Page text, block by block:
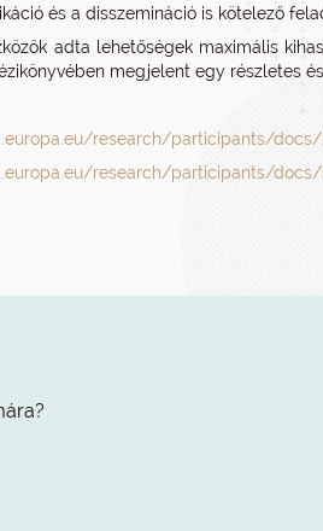
és a disszemináció is kötelező
adta lehetőségek maximális
megjelent egy részletes
research/participants/
research/participants/